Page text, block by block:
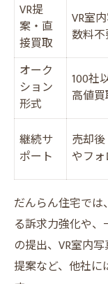
VR提
案・直
接買取
VR室
数料
オーク
ション
形式
100社
高値
継続サ
ポート
売却
やフ
だんらん住宅で
る訴求力強化や
の提出、VR室内
提案など、他社